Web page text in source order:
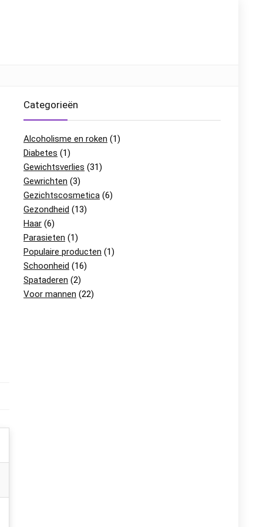
Categorieën
Alcoholisme en roken (1)
Diabetes (1)
Gewichtsverlies (31)
Gewrichten (3)
Gezichtscosmetica (6)
Gezondheid (13)
Haar (6)
Parasieten (1)
Populaire producten (1)
Schoonheid (16)
Spataderen (2)
Voor mannen (22)